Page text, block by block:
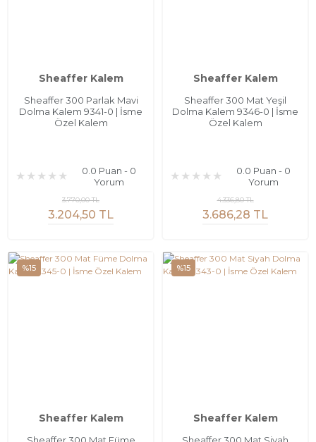
Sheaffer Kalem
Sheaffer 300 Parlak Mavi
Dolma Kalem 9341-0 | İsme
Özel Kalem
0.0 Puan - 0
Yorum
3.204,50 TL
3.770,00 TL
Sheaffer Kalem
Sheaffer 300 Mat Yeşil
Dolma Kalem 9346-0 | İsme
Özel Kalem
0.0 Puan - 0
Yorum
3.686,28 TL
4.336,80 TL
%15
Sheaffer Kalem
%15
Sheaffer Kalem